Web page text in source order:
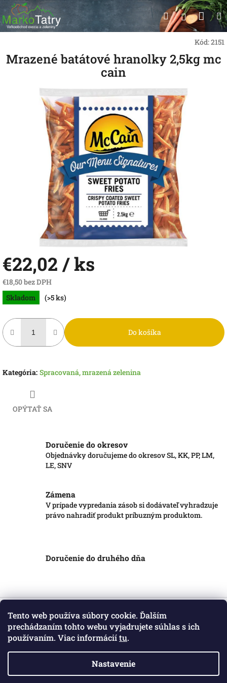
Tento web používa súbory cookie. Ďalším
prechádzaním tohto webu vyjadrujete súhlas s ich
používaním. Viac informáciítu.
Nastavenie
Prejsť
na
obsah
Hľadať
Kód:2151
Mrazené batátové hranolky 2,5kg mc
cain
€22,02 / ks
€18,50 bez DPH
Jednotková
cena:
Skladom (>5 ks)
Do košíka
Kategória: Spracovaná, mrazená zelenina
OPÝTAŤ SA
Doručenie do okresov
Objednávky doručujeme do okresov SL, KK, PP, LM,
LE, SNV
Zámena
V prípade vypredania zásob si dodávateľ vyhradzuje
právo nahradiť produkt príbuzným produktom.
Doručenie do druhého dňa
Z
Informácie pre vás
Obchodné podmienky